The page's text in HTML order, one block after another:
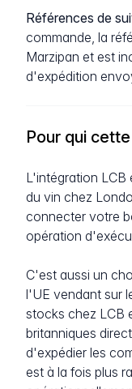
Références de
commande, la
Marzipan et est
d'expédition
Pour qui
L'intégration LCB
du vin chez
connecter votre
opération
C'est aussi un
l'UE vendant sur
stocks chez LCB
britanniques
d'expédier les
est à la fois plus